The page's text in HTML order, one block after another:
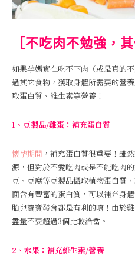
［不吃肉不勉強，
如果孕媽實在吃不下肉（或是真的
過其它食物，獲取身體所需要的營
取蛋白質、維生素等營養！
1、豆製品/雞蛋：補充蛋白質
懷孕期間 ，補充蛋白質很重要！雖
源，但對於不愛吃肉或是不能吃肉
豆、豆腐等豆製品攝取植物蛋白質
面含有豐富的蛋白質，可以補充身
胎兒寶寶發育都是有利的唷！由於
盡量不要超過3個比較洽當。
2、水果：補充維生素/營養